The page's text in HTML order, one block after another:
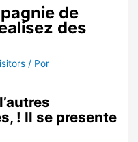
de
des
/ Por
! Il se presente